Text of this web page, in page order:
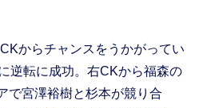
からチャンスをうかがってい
逆転に成功。右CKから福森の
で宮澤裕樹と杉本が競り合